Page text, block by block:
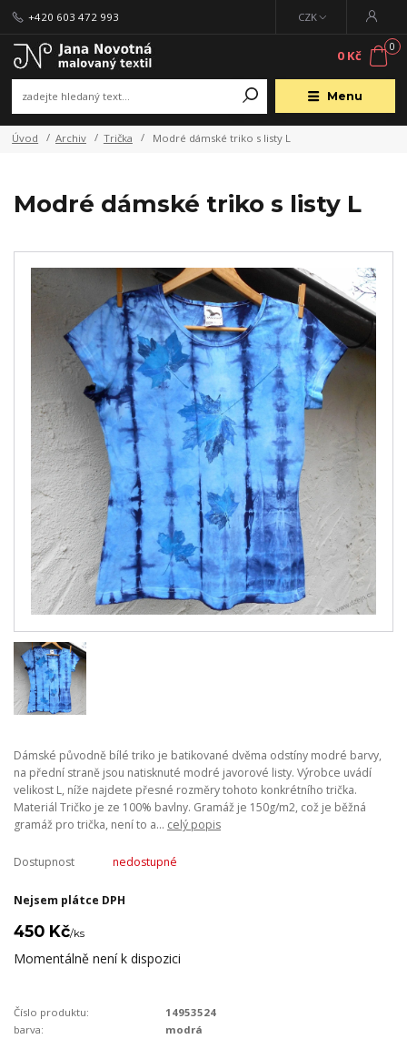
Menu
CZK
+420 603 472 993
0
0 Kč
Úvod Archiv Trička Modré dámské triko s listy L
Modré dámské triko s listy L
Dámské původně bílé triko je batikované dvěma odstíny modré barvy,
na přední straně jsou natisknuté modré javorové listy. Výrobce uvádí
velikost L, níže najdete přesné rozměry tohoto konkrétního trička.
Materiál Tričko je ze 100% bavlny. Gramáž je 150g/m2, což je běžná
gramáž pro trička, není to a... celý popis
Dostupnost nedostupné
Nejsem plátce DPH
450 Kč/ks
Momentálně není k dispozici
Číslo produktu:
14953524
barva:
modrá